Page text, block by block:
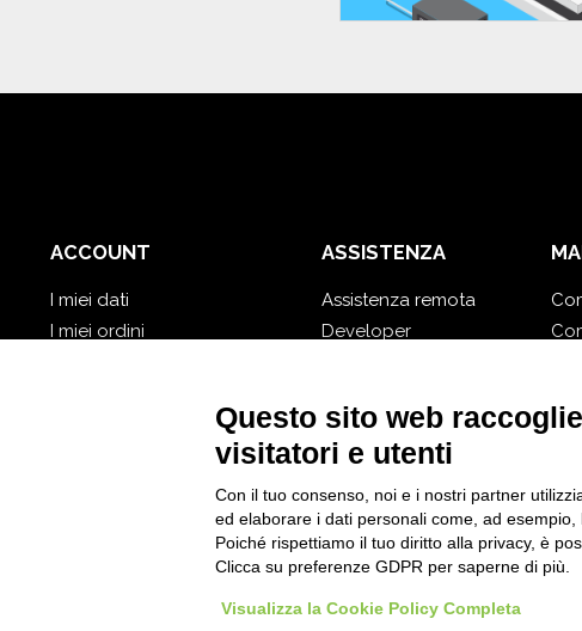
ACCOUNT
I miei dati
I miei ordini
ASSISTENZA
Assistenza remota
Developer
Questo sito web
visitatori e utenti
Con il tuo consenso, noi e i nostri partner
ed elaborare i dati personali come, ad
Poiché rispettiamo il tuo diritto alla privacy, è
Clicca su preferenze GDPR per saperne di più.
Visualizza la Cookie Policy Completa